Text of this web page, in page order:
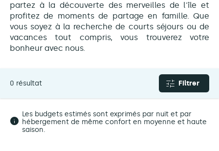
partez à la découverte des merveilles de l'île et
profitez de moments de partage en famille. Que
vous soyez à la recherche de courts séjours ou de
vacances tout compris, vous trouverez votre
bonheur avec nous.
0 résultat Filtrer
Les budgets estimés sont exprimés par nuit et par
hébergement de même confort en moyenne et haute
saison.